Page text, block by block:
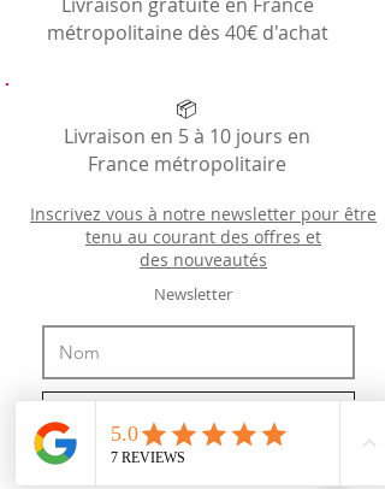
métropolitaine dès 40€ d'achat
📦
Livraison en 5 à 10 jours en
France métropolitaire
Inscrivez vous à notre newsletter pour être
tenu au courant des offres et
des nouveautés
J’accepte les termes et conditions
Newsletter